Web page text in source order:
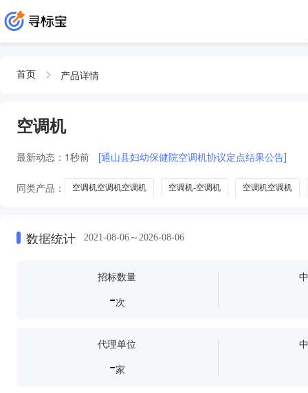
首页 产品详情
空调机
最新动态： 1秒前 [通山县妇幼保健院空调机协议定点结果公告]
同类产品： 空调机空调机空调机 空调机-空调机 空调机空调机
数据统计 2021-08-06～2026-08-06
招标数量
-次
代理单位
-家